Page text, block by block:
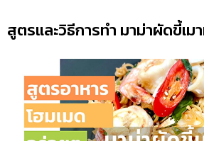
สูตรและวิธีการทำ มาม่าผัดขี้เมา